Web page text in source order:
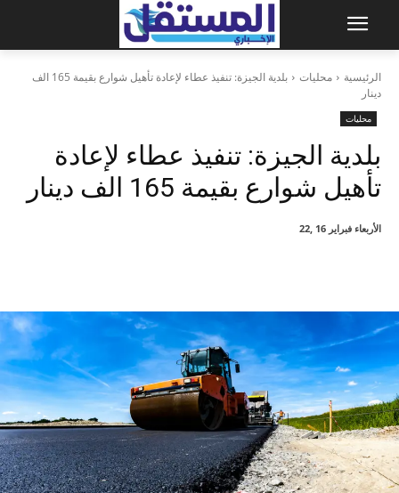
الرئيسية محليات
بلدية الجيزة: تنفيذ عطاء لإعادة تأهيل شوارع بقيمة 165 الف
دينار
محليات
بلدية الجيزة: تنفيذ عطاء لإعادة
تأهيل شوارع بقيمة 165 الف دينار
الأربعاء فبراير 16 ,22